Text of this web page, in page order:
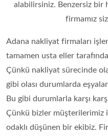
alabilirsiniz. Benzersiz bir
firmamız
Adana nakliyat firmaları
tamamen usta eller
Çünkü nakliyat sürecinde
gibi olası durumlarda
Bu gibi durumlarla karşı
Çünkü bizler müşterilerimiz
odaklı düşünen bir ekibiz.